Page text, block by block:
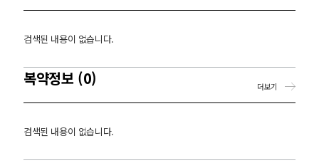
검색된 내용이 없습니다.
복약정보 (0)
검색된 내용이 없습니다.
더보기